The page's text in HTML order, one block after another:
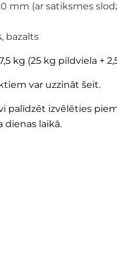
mm (ar satiksmes
bazalts
kg (25 kg pildviela +
var uzzināt šeit.
palīdzēt izvēlēties
dienas laikā.